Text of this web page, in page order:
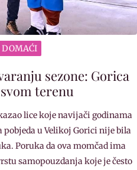
DOMAĆI
sezone: Gorica
terenu
lice koje navijači godinama
u Velikoj Gorici nije bila
Poruka da ova momčad ima
samopouzdanja koje je često